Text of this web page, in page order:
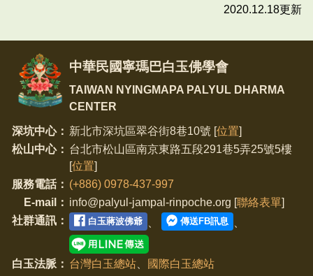
2020.12.18更新
中華民國寧瑪巴白玉佛學會
TAIWAN NYINGMAPA PALYUL DHARMA
CENTER
深坑中心： 新北市深坑區翠谷街8巷10號 [位置]
松山中心： 台北市松山區南京東路五段291巷5弄25號5樓
[位置]
服務電話： (+886) 0978-437-997
E-mail： info@palyul-jampal-rinpoche.org [聯絡表單]
社群通訊：
白玉蔣波佛爺 傳送FB訊息
白玉法脈： 台灣白玉總站 國際白玉總站